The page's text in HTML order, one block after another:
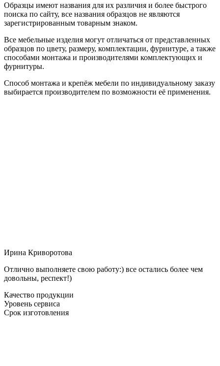
Образцы имеют названия для их различия и более быстрого
поиска по сайту, все названия образцов не являются
зарегистрированным товарным знаком.
Все мебельные изделия могут отличаться от представленных
образцов по цвету, размеру, комплектации, фурнитуре, а также
способами монтажа и производителями комплектующих и
фурнитуры.
Способ монтажа и крепёж мебели по индивидуальному заказу
выбирается производителем по возможности её применения.
Ирина Криворотова
Отлично выполняете свою работу:) все остались более чем
довольны, респект!)
Качество продукции
Уровень сервиса
Срок изготовления